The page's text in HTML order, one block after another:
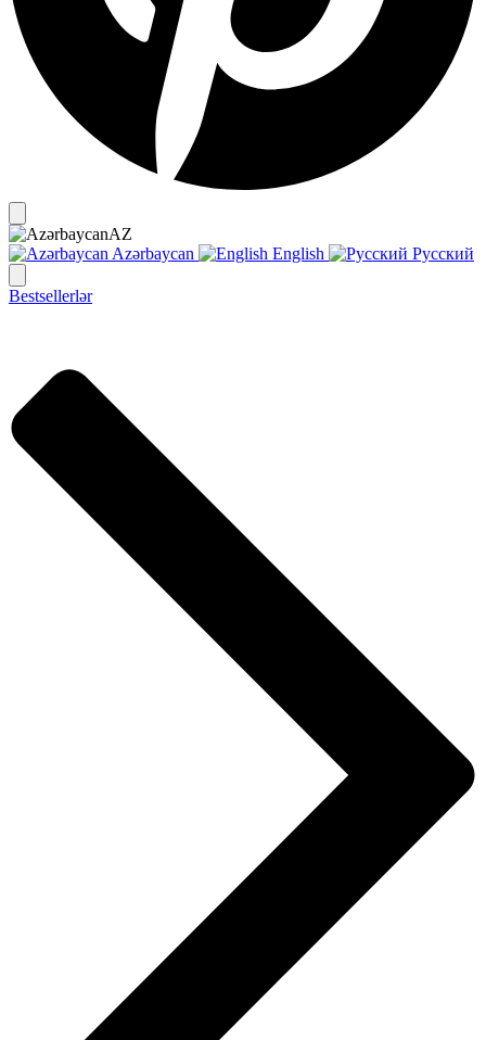
AZ
Azərbaycan
English Русский
Bestsellerlər